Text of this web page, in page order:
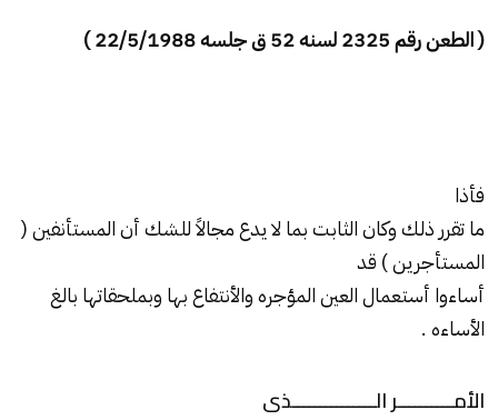
( الطعن رقم 2325 لسنه 52 ق جلسه 22/5/1988 )
فأذا
ما تقرر ذلك وكان الثابت بما لا يدع مجالاً للشك أن المستأنفين (
المستأجرين ) قد
أساءوا أستعمال العين المؤجره والأنتفاع بها وبملحقاتها بالغ
الأساءه .
الأمــــــــــر الـــــــــــــــذى